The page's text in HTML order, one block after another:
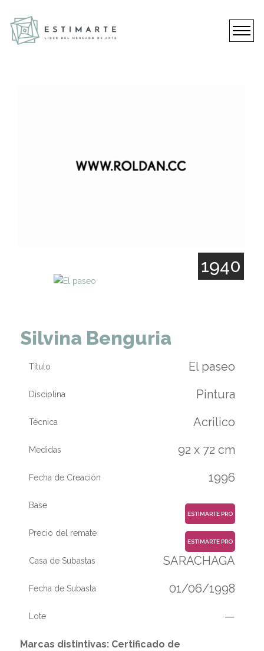
1940
Silvina Benguria
Título El paseo
Disciplina Pintura
Técnica Acrilico
Medidas 92 x 72 cm
Fecha de Creación 1996
Base
ESTIMARTE PRO
Precio del remate
ESTIMARTE PRO
Casa de Subastas SARACHAGA
Fecha de Subasta 01/06/1998
Lote —
Marcas distintivas: Certificado de